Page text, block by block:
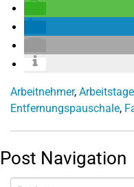
Arbeitnehmer, Arbeitstage
Entfernungspauschale,
Post Navigation